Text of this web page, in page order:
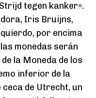
tegen kanker».
Iris Bruijns,
por encima
monedas serán
la Moneda de los
inferior de la
de Utrecht, un